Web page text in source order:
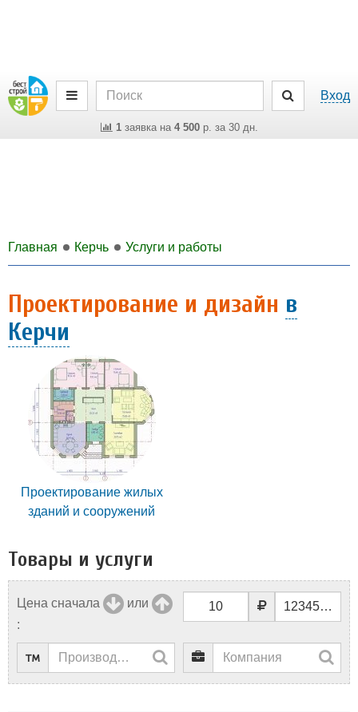
Вход
1заявка на 4 500р. за 30 дн.
Главная Керчь Услуги и работы
Проектирование и дизайн в
Керчи
Проектирование жилых
зданий и сооружений
Товары и услуги
Цена сначала
или
: